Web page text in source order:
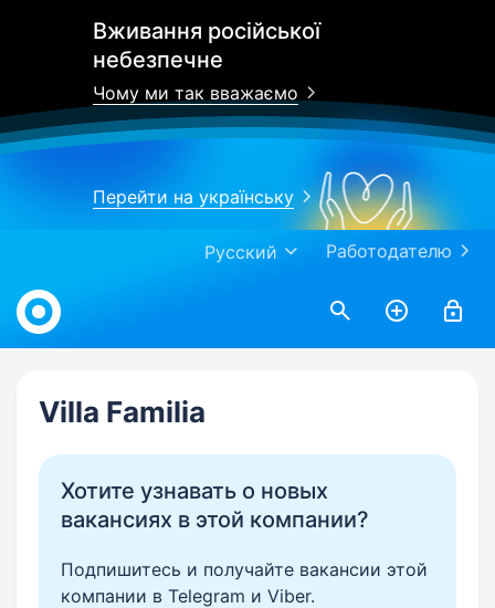
Вживання російської
небезпечне
Чому ми так вважаємо
Перейти на українську
Работодателю
Русский
Work.ua
Villa Familia
Хотите узнавать о новых
вакансиях в этой компании?
Подпишитесь и получайте вакансии этой
компании в Telegram и Viber.